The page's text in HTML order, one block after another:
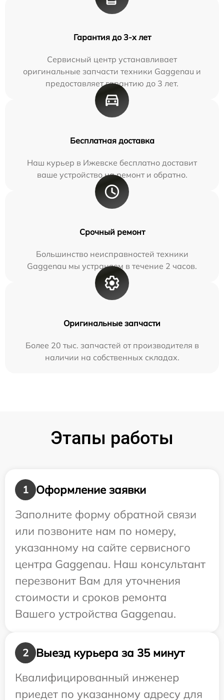
Гарантия до 3-х лет
Сервисный центр устанавливает
оригинальные запчасти техники Gaggenau и
предоставляет гарантию до 3 лет.
Бесплатная доставка
Наш курьер в Ижевске бесплатно доставит
ваше устройство на ремонт и обратно.
Срочный ремонт
Большинство неисправностей техники
Gaggenau мы устраняем в течение 2 часов.
Оригинальные запчасти
Более 20 тыс. запчастей от производителя в
наличии на собственных складах.
Этапы работы
1
Оформление заявки
Заполните форму обратной связи
или позвоните нам по номеру,
указанному на сайте сервисного
центра Gaggenau. Наш консультант
перезвонит Вам для уточнения
стоимости и сроков ремонта
Вашего устройства Gaggenau.
2
Выезд курьера за 35 минут
Квалифицированный инженер
приедет по указанному адресу для